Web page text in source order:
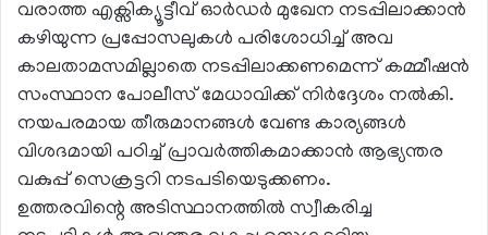
വരാത്ത എക്സിക്യൂട്ടീവ് ഓർഡർ മുഖേന നടപ്പിലാക്കാൻ
കഴിയുന്ന പ്രപ്പോസലുകൾ പരിശോധിച്ച് അവ
കാലതാമസമില്ലാതെ നടപ്പിലാക്കണമെന്ന് കമ്മീഷൻ
സംസ്ഥാന പോലീസ് മേധാവിക്ക് നിർദ്ദേശം നൽകി.
നയപരമായ തീരുമാനങ്ങൾ വേണ്ട കാര്യങ്ങൾ
വിശദമായി പഠിച്ച് പ്രാവർത്തികമാക്കാൻ ആഭ്യന്തര
വകുപ്പ് സെക്രട്ടറി നടപടിയെടുക്കണം.
ഉത്തരവിന്റെ അടിസ്ഥാനത്തിൽ സ്വീകരിച്ച